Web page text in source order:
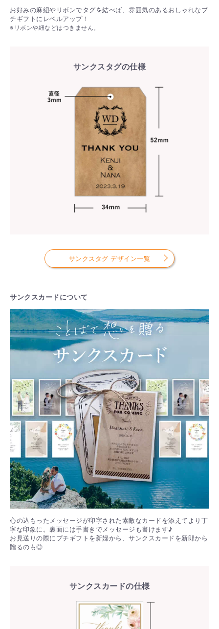
お好みの麻紐やリボンでタグを結べば、雰囲気のあるおしゃれなプ
チギフトにレベルアップ！
※リボンや紐などはつきません。
サンクスタグの仕様
サンクスタグ デザイン一覧
サンクスカードについて
心の込もったメッセージが印字された素敵なカードを添えてより丁
寧な印象に。裏面には手書きでメッセージも書けます♪
お見送りの際にプチギフトを新婦から、サンクスカードを新郎から
贈るのも◎
サンクスカードの仕様